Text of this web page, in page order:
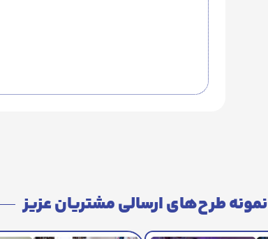
نمونه طرح‌های ارسالی مشتریان عزیز